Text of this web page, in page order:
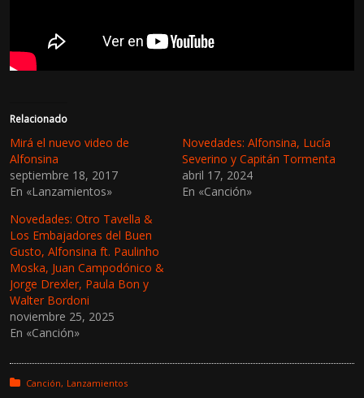
Relacionado
Mirá el nuevo video de
Alfonsina
septiembre 18, 2017
En «Lanzamientos»
Novedades: Alfonsina, Lucía
Severino y Capitán Tormenta
abril 17, 2024
En «Canción»
Novedades: Otro Tavella &
Los Embajadores del Buen
Gusto, Alfonsina ft. Paulinho
Moska, Juan Campodónico &
Jorge Drexler, Paula Bon y
Walter Bordoni
noviembre 25, 2025
En «Canción»
Posted in:
Canción Lanzamientos